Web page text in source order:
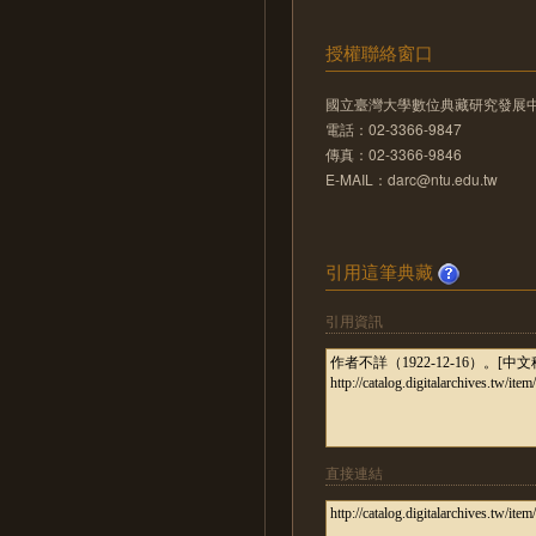
授權聯絡窗口
國立臺灣大學數位典藏研究發展
電話：02-3366-9847
傳真：02-3366-9846
E-MAIL：darc@ntu.edu.tw
引用這筆典藏
引用資訊
直接連結